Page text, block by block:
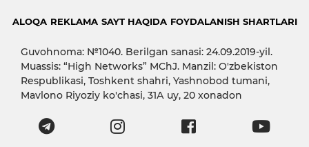
ALOQA REKLAMA SAYT HAQIDA FOYDALANISH SHARTLARI
Guvohnoma: №1040. Berilgan sanasi: 24.09.2019-yil.
Muassis: “High Networks” MChJ. Manzil: O'zbekiston
Respublikasi, Toshkent shahri, Yashnobod tumani,
Mavlono Riyoziy ko'chasi, 31А uy, 20 xonadon